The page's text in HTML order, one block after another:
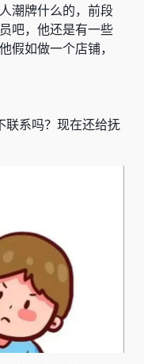
潮牌什么的，前段
吧，他还是有一些
假如做一个店铺，
联系吗？现在还给抚